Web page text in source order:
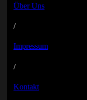
Über Uns
/
Impressum
/
Kontakt